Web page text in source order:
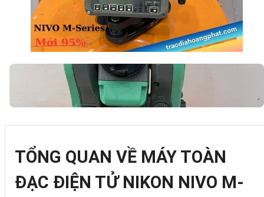
TỔNG QUAN VỀ MÁY TOÀN
ĐẠC ĐIỆN TỬ NIKON NIVO M-